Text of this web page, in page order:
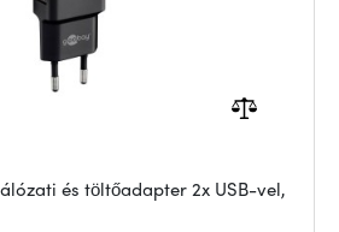
és töltőadapter 2x USB-vel,